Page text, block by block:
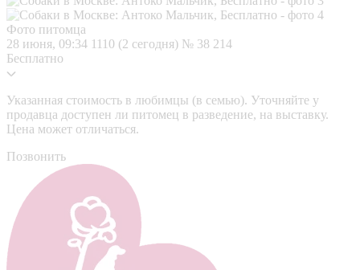
Фото питомца
28 июня, 09:34 1110 (2 сегодня) № 38 214
Бесплатно
Указанная стоимость в любимцы (в семью). Уточняйте у
продавца доступен ли питомец в разведение, на выставку.
Цена может отличаться.
Позвонить